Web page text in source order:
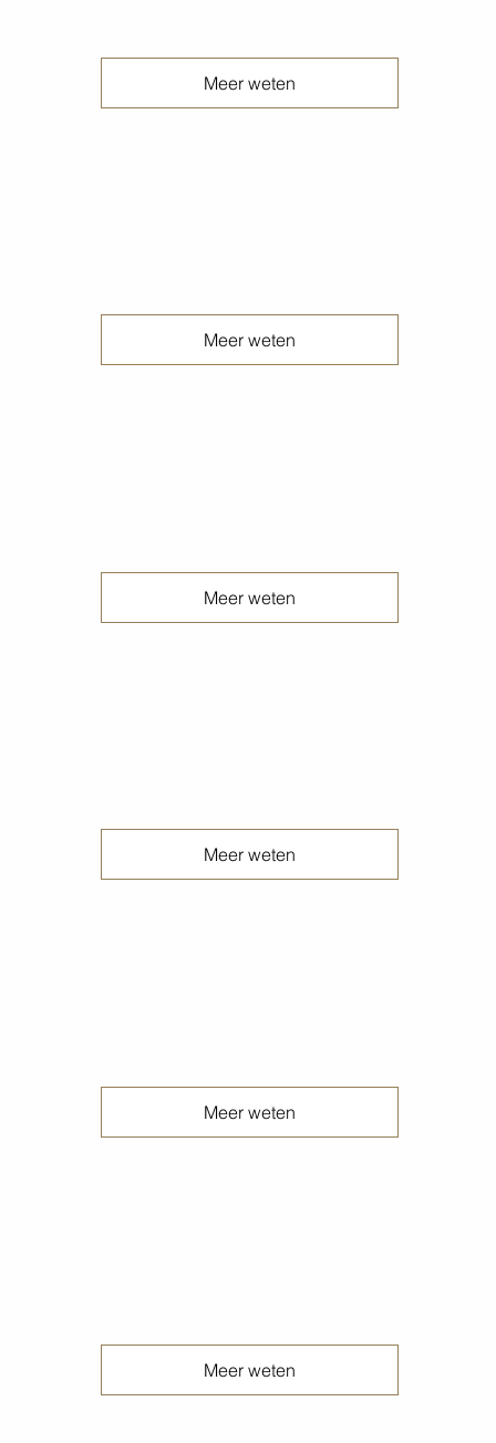
Meer weten
Meer weten
Meer weten
Meer weten
Meer weten
Meer weten